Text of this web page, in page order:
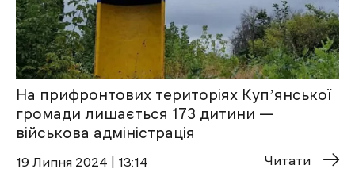
На прифронтових територіях Купʼянської
громади лишається 173 дитини —
військова адміністрація
19 Липня 2024 | 13:14 Читати